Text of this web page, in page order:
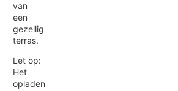
van
een
gezellig
terras.
Let op:
Het
opladen